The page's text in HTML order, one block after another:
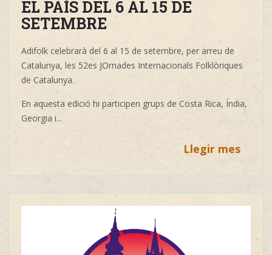
EL PAÍS DEL 6 AL 15 DE
SETEMBRE
Adifolk celebrarà del 6 al 15 de setembre, per arreu de
Catalunya, les 52es JOrnades Internacionals Folklòriques
de Catalunya.
En aquesta edició hi participen grups de Costa Rica, Índia,
Georgia i...
Llegir mes